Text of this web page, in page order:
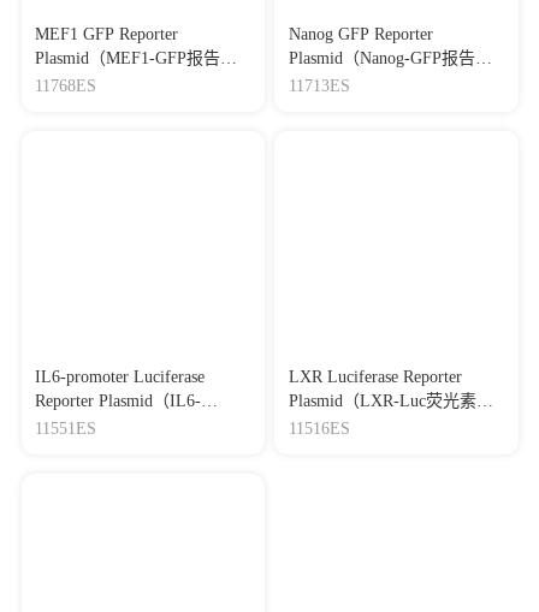
MEF1 GFP Reporter
Plasmid（MEF1-GFP报告基
因质粒）
11768ES
Nanog GFP Reporter
Plasmid（Nanog-GFP报告基
因质粒）
11713ES
IL6-promoter Luciferase
Reporter Plasmid（IL6-
promoter-Luc荧光素酶报告基
11551ES
LXR Luciferase Reporter
Plasmid（LXR-Luc荧光素酶
报告基因质粒）
11516ES